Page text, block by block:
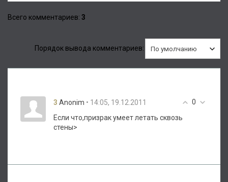
Всего комментариев: 3
Порядок вывода комментариев:
0
3 Anonim • 14:05, 19.12.2011
Если что,призрак умеет летать сквозь
стены>